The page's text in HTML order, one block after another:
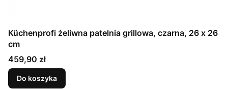
Küchenprofi żeliwna patelnia grillowa, czarna, 26 x 26
cm
Cena
459,90 zł
Do koszyka